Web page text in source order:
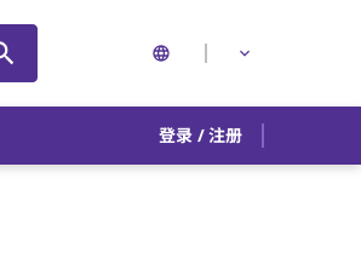
登录/ 注册